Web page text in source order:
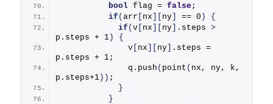
bool flag = false;
if (arr nx ny == 0 )
{
if (v nx ny . steps
>
p. steps + 1 )
{
              v
nx ny . steps =
p. steps + 1;
              q.
push ( point ( nx, ny, k,
p. steps+1 )) ;
}
}